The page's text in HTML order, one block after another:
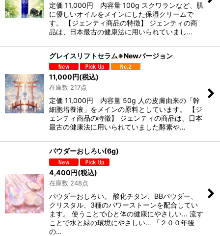
定価 11,000円 内容量 100g スクワランなど、肌
に優しいオイルをメインにした保湿クリームで
す。 【ジェンティ商品の特徴】 ジェンティの商
品は、日本最古の健康法に用いられていまし…
グレイスリフトセラム※Newバージョン
11,000円(税込)
在庫数 217点
定価 11,000円 内容量 50g 人の皮膚由来の「幹
細胞培養液」をメインの原料としています。 【ジ
ェンティ商品の特徴】 ジェンティの商品は、日本
最古の健康法に用いられていました酵素や…
パウダーおしろい(6g)
4,400円(税込)
在庫数 248点
パウダーおしろい。 酸化チタン、BBパウダー、
クリスタル、3種のパワーストーンを配合してい
ます。 使うことで心と体の健康にやさしい… 流す
ことで水と緑の環境にやさしい… 「２００年後
の…